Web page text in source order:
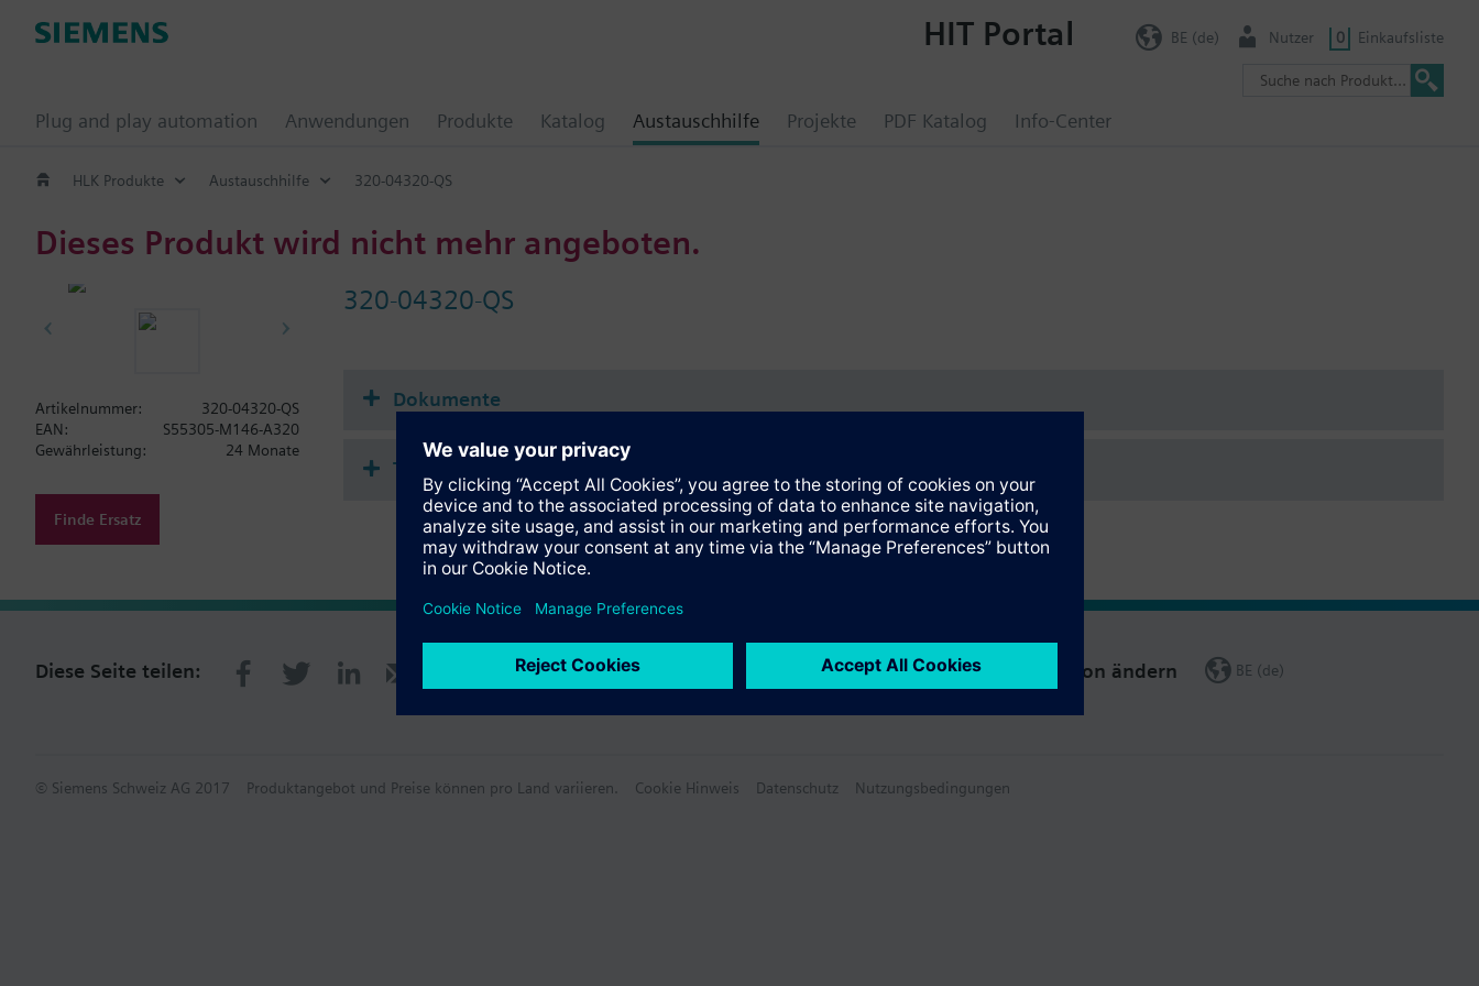
Plug and play automation Anwendungen Produkte Katalog Austauschhilfe Projekte PDF Katalog Info-Center
HIT Portal BE (de) Nutzer 0 Einkaufsliste
HLK Produkte Austauschhilfe 320-04320-QS
Dieses Produkt wird nicht mehr angeboten.
320-04320-QS
Artikelnummer:
320-04320-QS
EAN:
S55305-M146-A320
Gewährleistung:
24 Monate
Finde Ersatz
Dokumente
Technische Daten
Diese Seite teilen: Region ändern BE (de)
© Siemens Schweiz AG 2017 Produktangebot und Preise können pro Land variieren. Cookie Hinweis Datenschutz Nutzungsbedingungen